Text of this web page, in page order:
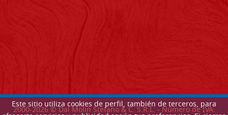
Este sitio utiliza cookies de perfil, también de terceros, para
2000-2026© Dal Molin Stefano & C. S.R.L. - Número de IVA: